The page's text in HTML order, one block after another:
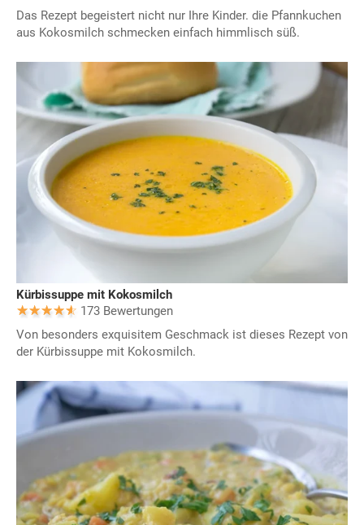
Das Rezept begeistert nicht nur Ihre Kinder. die Pfannkuchen
aus Kokosmilch schmecken einfach himmlisch süß.
Kürbissuppe mit Kokosmilch
173 Bewertungen
Von besonders exquisitem Geschmack ist dieses Rezept von
der Kürbissuppe mit Kokosmilch.